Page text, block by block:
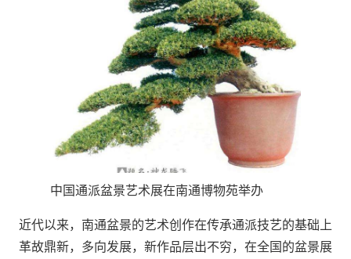
中国通派盆景艺术展在南通博物苑举办
近代以来，南通盆景的艺术创作在传承通派技艺的基础上
革故鼎新，多向发展，新作品层出不穷，在全国的盆景展